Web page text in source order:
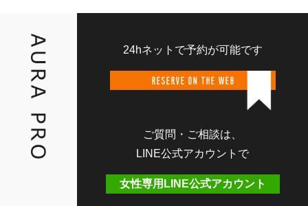
24hネットで予約が可能です
RESERVE ON THE WEB
ご質問・ご相談は、
LINE公式アカウントで
女性専用LINE公式アカウント